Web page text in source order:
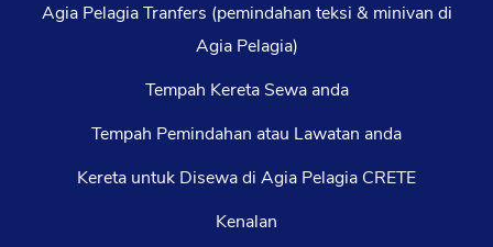
Agia Pelagia Tranfers (pemindahan teksi & minivan di
Agia Pelagia)
Tempah Kereta Sewa anda
Tempah Pemindahan atau Lawatan anda
Kereta untuk Disewa di Agia Pelagia CRETE
Kenalan